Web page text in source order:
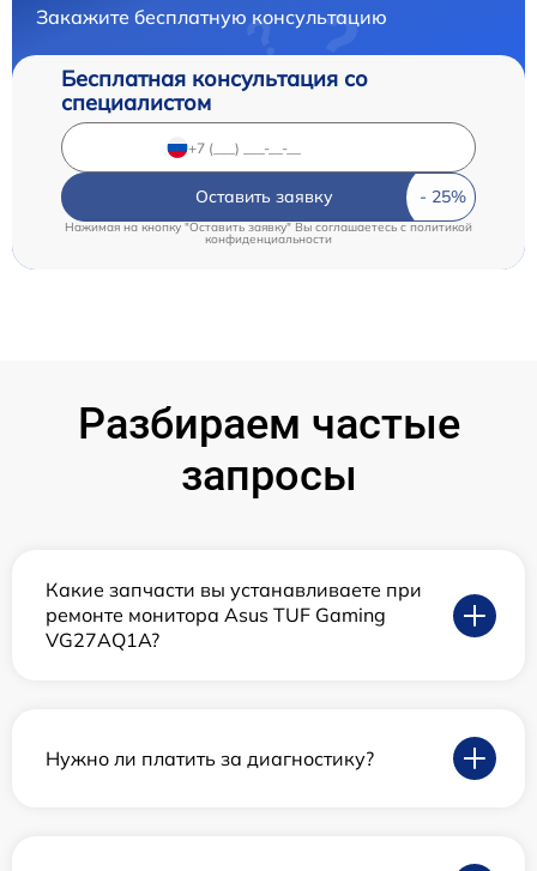
Закажите бесплатную консультацию
Бесплатная консультация со
специалистом
Оставить заявку
Нажимая на кнопку "Оставить заявку" Вы соглашаетесь c политикой
конфиденциальности
Разбираем частые
запросы
Какие запчасти вы устанавливаете при
ремонте монитора Asus TUF Gaming
VG27AQ1A?
Нужно ли платить за диагностику?